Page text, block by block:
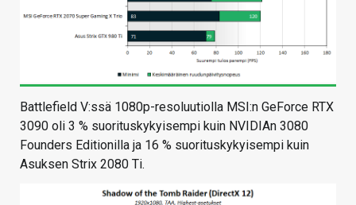
Battlefield V:ssä 1080p-resoluutiolla MSI:n GeForce RTX
3090 oli 3 % suorituskykyisempi kuin NVIDIAn 3080
Founders Editionilla ja 16 % suorituskykyisempi kuin
Asuksen Strix 2080 Ti.